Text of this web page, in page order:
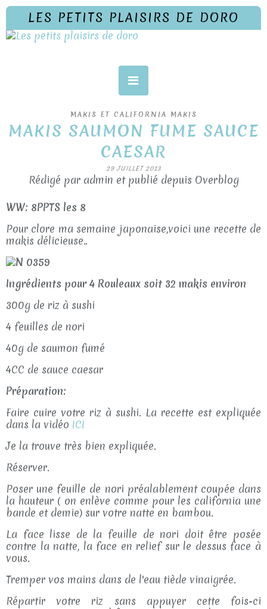
LES PETITS PLAISIRS DE DORO
MAKIS ET CALIFORNIA MAKIS
MAKIS SAUMON FUME SAUCE
CAESAR
29 JUILLET 2013
Rédigé par admin et publié depuis Overblog
WW: 8PPTS les 8
Pour clore ma semaine japonaise,voici une recette de
makis délicieuse..
Ingrédients pour 4 Rouleaux soit 32 makis environ
300g de riz à sushi
4 feuilles de nori
40g de saumon fumé
4CC de sauce caesar
Préparation:
Faire cuire votre riz à sushi. La recette est expliquée
dans la vidéo ICI
Je la trouve très bien expliquée.
Réserver.
Poser une feuille de nori préalablement coupée dans
la hauteur ( on enlève comme pour les california une
bande et demie) sur votre natte en bambou.
La face lisse de la feuille de nori doit être posée
contre la natte, la face en relief sur le dessus face à
vous.
Tremper vos mains dans de l'eau tiède vinaigrée.
Répartir votre riz sans appuyer cette fois-ci